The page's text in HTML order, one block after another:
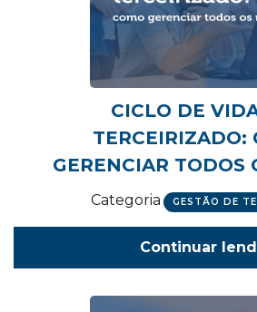
CICLO DE
TERCEIRIZADO:
GERENCIAR TODOS
Categoria GESTÃO DE
Continuar